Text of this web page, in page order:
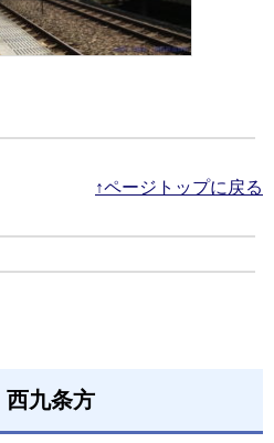
↑ページトップに戻る
西九条方